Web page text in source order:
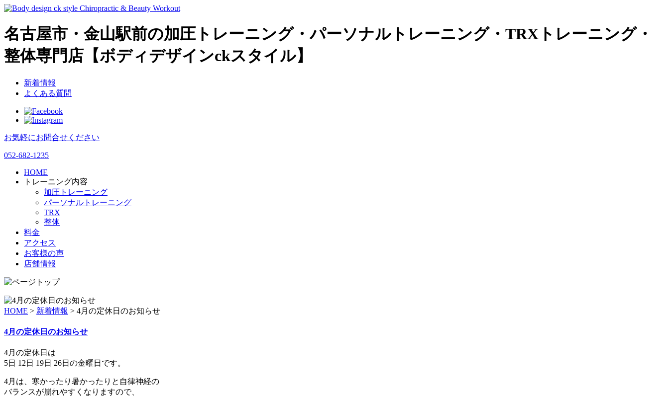
名古屋市・金山駅前の加圧トレーニング・パーソナルトレーニング・TRXトレーニング・
整体専門店 【ボディデザインckスタイル】
新着情報
よくある質問
お気軽にお問合せください
052-682-1235
HOME
トレーニング内容
加圧トレーニング
パーソナルトレーニング
TRX
整体
料金
アクセス
お客様の声
店舗情報
HOME > 新着情報 > 4月の定休日のお知らせ
4月の定休日のお知らせ
4月の定休日は
5日 12日 19日 26日の金曜日です。
4月は、寒かったり暑かったりと自律神経の
バランスが崩れやすくなりますので、